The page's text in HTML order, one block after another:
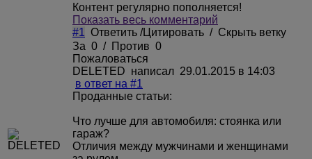
Контент регулярно пополняется!
Показать весь комментарий
#1 Ответить /Цитировать / Скрыть ветку
За 0 / Против 0
Пожаловаться
DELETED написал 29.01.2015 в 14:03
в ответ на #1
Проданные статьи:
Что лучше для автомобиля: стоянка или
гараж?
Отличия между мужчинами и женщинами